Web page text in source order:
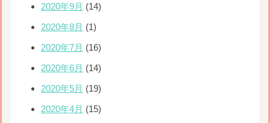
2020年9月 (14)
2020年8月 (1)
2020年7月 (16)
2020年6月 (14)
2020年5月 (19)
2020年4月 (15)